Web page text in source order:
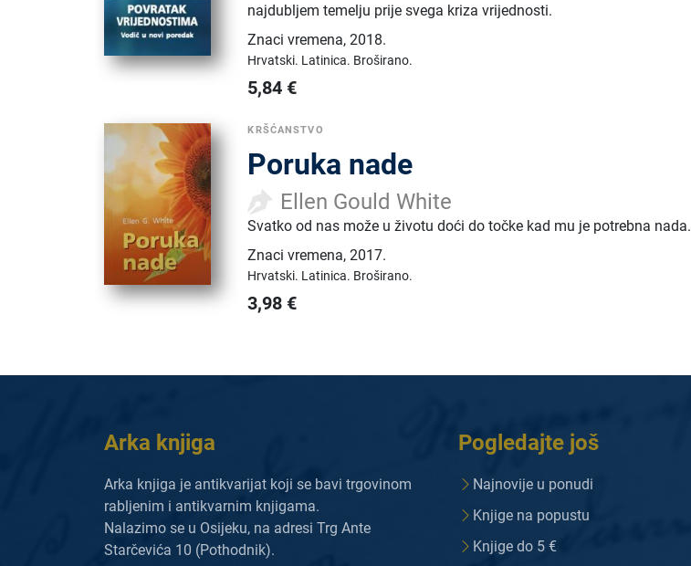
najdubljem temelju prije svega kriza vrijednosti.
Znaci vremena,2018.
Hrvatski. Latinica. Broširano.
5,84 €
KRŠĆANSTVO
Poruka nade
Ellen Gould White
Svatko od nas može u životu doći do točke kad mu je potrebna nada.
Znaci vremena,2017.
Hrvatski. Latinica. Broširano.
3,98 €
Arka knjiga
Arka knjiga je antikvarijat koji se bavi trgovinom
rabljenim i antikvarnim knjigama.
Nalazimo se u Osijeku, na adresi Trg Ante
Starčevića 10 (Pothodnik).
Pogledajte još
Najnovije u ponudi
Knjige na popustu
Knjige do 5 €